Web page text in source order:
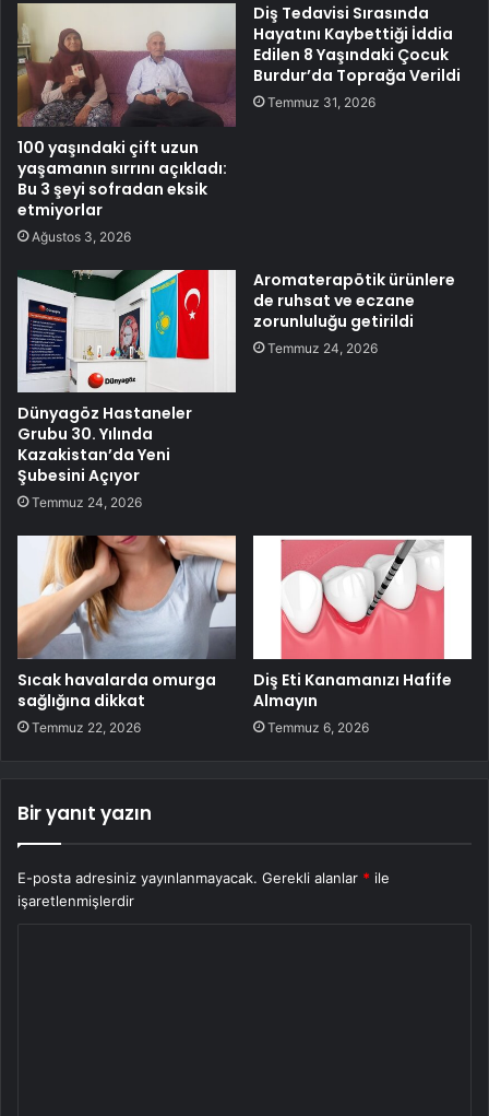
100 yaşındaki çift uzun
yaşamanın sırrını açıkladı:
Bu 3 şeyi sofradan eksik
etmiyorlar
Ağustos 3, 2026
Diş Tedavisi Sırasında
Hayatını Kaybettiği İddia
Edilen 8 Yaşındaki Çocuk
Burdur’da Toprağa Verildi
Temmuz 31, 2026
Dünyagöz Hastaneler
Grubu 30. Yılında
Kazakistan’da Yeni
Şubesini Açıyor
Temmuz 24, 2026
Aromaterapötik ürünlere
de ruhsat ve eczane
zorunluluğu getirildi
Temmuz 24, 2026
Sıcak havalarda omurga
sağlığına dikkat
Temmuz 22, 2026
Diş Eti Kanamanızı Hafife
Almayın
Temmuz 6, 2026
Bir yanıt yazın
E-posta adresiniz yayınlanmayacak. Gerekli alanlar * ile
işaretlenmişlerdir